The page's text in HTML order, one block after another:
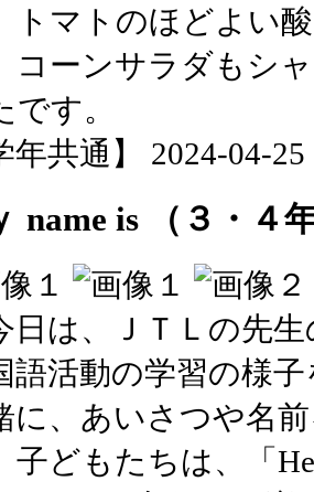
トマトのほどよい
コーンサラダもシ
です。
年共通】 2024-04-
name is （３・４
は、ＪＴＬの先生
語活動の学習の様
に、あいさつや名
子どもたちは、「